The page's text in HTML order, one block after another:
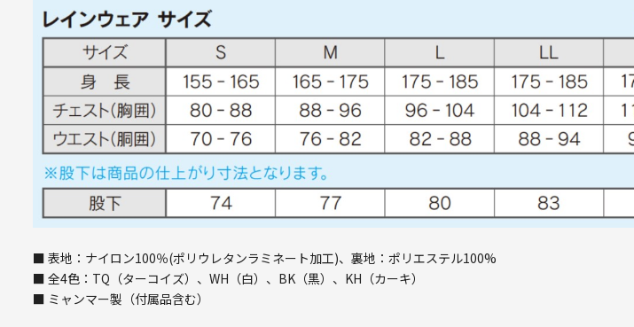
■ 表地：ナイロン100％(ポリウレタンラミネート加工)、裏地：ポリエステル100%
■ 全4色：TQ（ターコイズ）、WH（白）、BK（黒）、KH（カーキ）
■ ミャンマー製（付属品含む）